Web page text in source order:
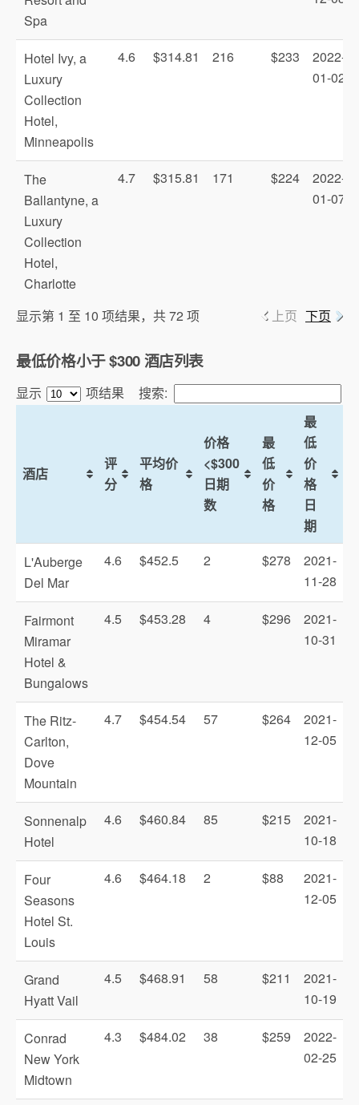
Spa
Hotel Ivy, a
Luxury
Collection
Hotel,
Minneapolis
4.6 $314.81 216 $233
2022-
01-02
The
Ballantyne, a
Luxury
Collection
Hotel,
Charlotte
4.7 $315.81 171 $224
2022-
01-07
显示第 1 至 10 项结果，共 72 项 上页 下页
最低价格小于 $300 酒店列表
显示 项结果 搜索:
酒店
评
分
平均价
格
价格
<$300
日期
数
最
低
价
格
最
低
价
格
日
期
L'Auberge
Del Mar
4.6 $452.5 2 $278
2021-
11-28
Fairmont
Miramar
Hotel &
Bungalows
4.5 $453.28 4 $296
2021-
10-31
The Ritz-
Carlton,
Dove
Mountain
4.7 $454.54 57 $264
2021-
12-05
Sonnenalp
Hotel
4.6 $460.84 85 $215
2021-
10-18
Four
Seasons
Hotel St.
Louis
4.6 $464.18 2 $88
2021-
12-05
Grand
Hyatt Vail
4.5 $468.91 58 $211
2021-
10-19
Conrad
New York
Midtown
4.3 $484.02 38 $259
2022-
02-25